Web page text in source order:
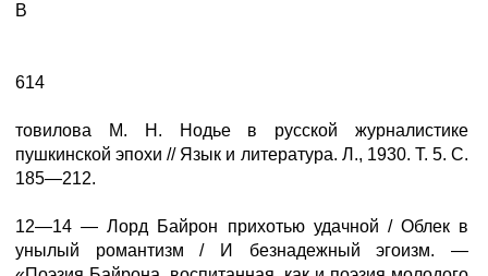
В
614
товилова М. Н. Нодье в русской журналистике
пушкинской эпохи // Язык и литература. Л., 1930. Т. 5. С.
185—212.
12—14 — Лорд Байрон прихотью удачной / Облек в
унылый романтизм / И безнадежный эгоизм. —